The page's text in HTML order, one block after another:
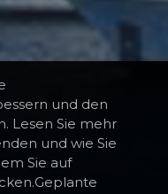
und den
Lesen Sie mehr
und wie Sie
Sie auf